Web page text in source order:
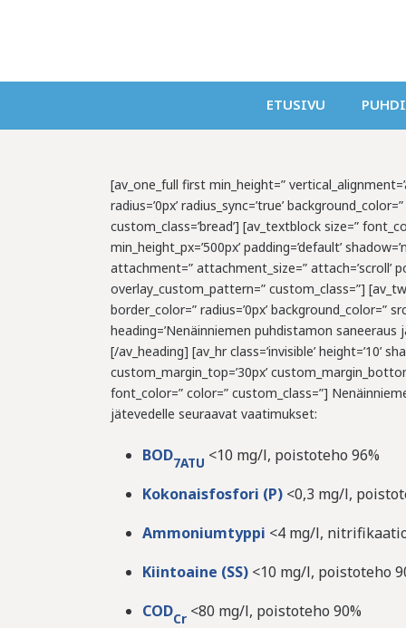
ETUSIVU
[av_one_full first min_height=”
radius=’0px’ radius_sync=’true’
custom_class=’bread’] [av_textblock size=”
min_height_px=’500px’ padding=’default’
attachment=” attachment_size=” attach=’scroll’
overlay_custom_pattern=” custom_class=”]
border_color=” radius=’0px’ background_color=”
heading=’Nenäinniemen puhdistamon saneeraus
[/av_heading] [av_hr class=’invisible’ height=’10’
custom_margin_top=’30px’
font_color=” color=” custom_class=”]
jätevedelle seuraavat vaatimukset:
BOD7ATU <10 mg/l, poistoteho 96%
Kokonaisfosfori (P)<0,3 mg/l,
Ammoniumtyppi <4 mg/l,
Kiintoaine (SS)<10 mg/l, poistoteho
CODCr <80 mg/l, poistoteho 90%